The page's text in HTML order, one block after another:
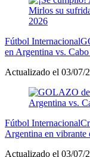
Fútbol Internacional
en Argentina vs.
Actualizado el 03/07/
Fútbol Internacional
Argentina en
Actualizado el 03/07/